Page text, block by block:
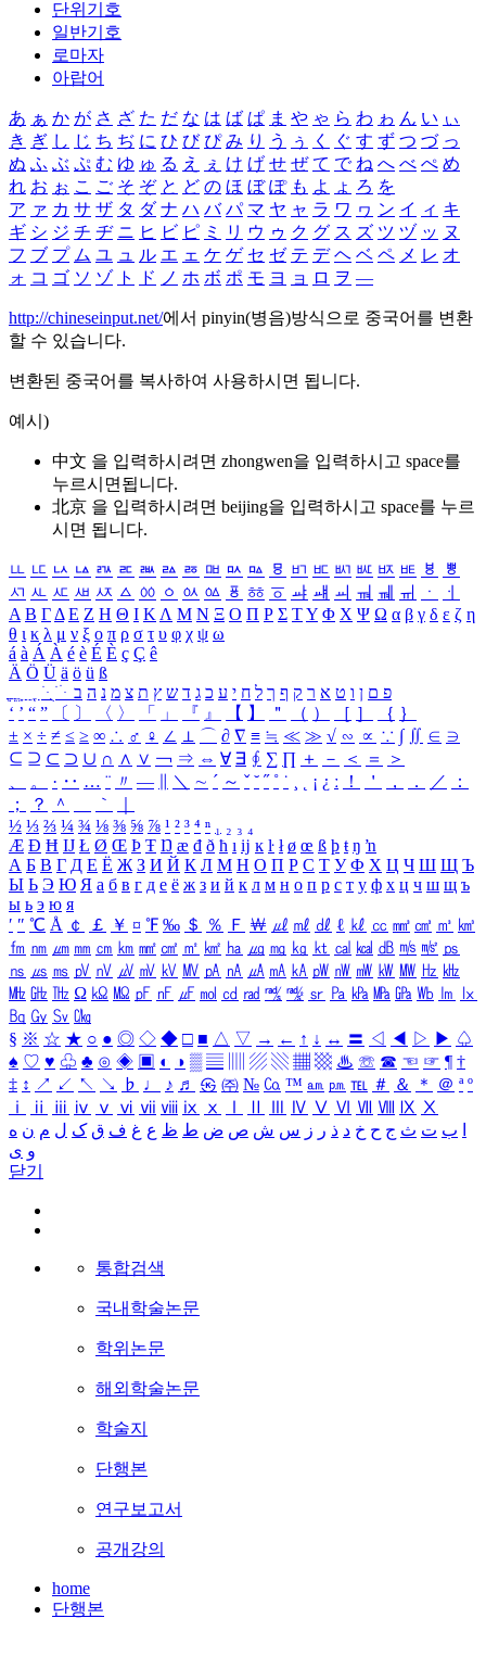
단위기호
일반기호
로마자
아랍어
あ ぁ か が さ ざ た だ な は ば ぱ ま や ゃ ら わ ゎ ん い ぃ
き ぎ し じ ち ぢ に ひ び ぴ み り う ぅ く ぐ す ず つ づ っ
ぬ ふ ぶ ぷ む ゆ ゅ る え ぇ け げ せ ぜ て で ね へ べ ぺ め
れ お ぉ こ ご そ ぞ と ど の ほ ぼ ぽ も よ ょ ろ を
ア ァ カ サ ザ タ ダ ナ ハ バ パ マ ヤ ャ ラ ワ ヮ ン イ ィ キ
ギ シ ジ チ ヂ ニ ヒ ビ ピ ミ リ ウ ゥ ク グ ス ズ ツ ヅ ッ ヌ
フ ブ プ ム ユ ュ ル エ ェ ケ ゲ セ ゼ テ デ ヘ ベ ペ メ レ オ
ォ コ ゴ ソ ゾ ト ド ノ ホ ボ ポ モ ヨ ョ ロ ヲ ―
http://chineseinput.net/에서 pinyin(병음)방식으로 중국어를 변환
할 수 있습니다.
변환된 중국어를 복사하여 사용하시면 됩니다.
예시)
中文 을 입력하시려면 zhongwen을 입력하시고 space를
누르시면됩니다.
北京 을 입력하시려면 beijing을 입력하시고 space를 누르
시면 됩니다.
ㅥ ㅦ ㅧ ㅨ ㅩ ㅪ ㅫ ㅬ ㅭ ㅮ ㅯ ㅰ ㅱ ㅲ ㅳ ㅴ ㅵ ㅶ ㅷ ㅸ
ㅹ
ㅺ ㅻ ㅼ ㅽ ㅾ ㅿ ㆀ ㆁ ㆂ ㆃ ㆄ ㆅ ㆆ ㆇ ㆈ ㆉ ㆊ ㆋ ㆌ ㆍ
ㆎ
Α Β ΓΔ Ε Ζ Η Θ Ι ΚΛ Μ Ν Ξ Ο Π Ρ Σ ΤΥ Φ Χ Ψ Ω α β γ δ ε ζ η
θ ι κ λ μ ν ξ ο π ρ σ τ υ φ χ ψ ω
á à Á À é è É È ç Ç ê
Ä Ö Ü ä ö ü ß
ִֶֹ ֻּ ׁׂ פ ם ן ו ט א ר ק ף ך ל ח י ע כ ג ד ש ץ ת צ מ נ ה ב
‘ ’ “ ” 〔 〕 〈 〉 「 」 『 』 【 】 ＂ （ ） ［ ］ ｛ ｝
± × ÷ ≠ ≤ ≥ ∞ ∴ ♂ ♀ ∠ ⊥ ⌒ ∂ ∇ ≡ ≒ ≪ ≫ √ ∽ ∝ ∵ ∫ ∬ ∈ ∋
⊆ ⊇ ⊂ ⊃ ∪ ∩ ∧ ∨ ￢ ⇒ ⇔ ∀ ∃ ∮ ∑ ∏ ＋ － ＜ ＝
＞
、
。 · ‥ … ¨ 〃 ― ＼ ∼ ´ ～ ˇ ˘ ˝ ˚ ˙ ¸ ¡ ¿ ː ！ ＇ ， ． ／
：
；
？ ＾ ｀
½ ⅓ ⅔ ¼ ¾ ⅛ ⅜ ⅝ ⅞ ¹ ² ³ ⁴ ⁿ ₁ ₂ ₃ ₄
Æ Ð Ħ Ĳ Ł Ø Œ Þ Ŧ Ŋ æ đ ð ħ ı ĳ ĸ ŀ ł ø œ ß þ ŧ ŋ ŉ
А Б В Г Д Е Ё Ж З И Й К Л М Н О П Р С Т У Ф Х Ц Ч Ш Щ Ъ
Ы Ь Э Ю Я а б в г д е ё ж з и й к л м н о п р с т у ф х ц ч ш щ ъ
ы ь э ю я
′ ″ ℃ Å ￠ ￡ ￥ ¤ ℉ ‰ ＄ ％ Ｆ ￦ ㎕ ㎖ ㎗ ℓ ㎘ ㏄ ㎣ ㎤ ㎥ ㎦
㎙ ㎚ ㎛ ㎜ ㎝ ㎞ ㎟ ㎠ ㎡ ㎢ ㏊ ㎍ ㎎ ㎏ ㏏ ㎈ ㎉ ㏈ ㎧ ㎨ ㎰
㎱ ㎲ ㎳ ㎴ ㎵ ㎶ ㎷ ㎸ ㎹ ㎀ ㎁ ㎂ ㎃ ㎄ ㎺ ㎻ ㎽ ㎾ ㎿ ㎐ ㎑
㎒ ㎓ ㎔ Ω ㏀ ㏁ ㎊ ㎋ ㎌ ㏖ ㏅ ㎭ ㎮ ㎯ ㏛ ㎩ ㎪ ㎫ ㎬ ㏝ ㏐
㏓
㏃ ㏉ ㏜ ㏆
§ ※ ☆ ★ ○ ● ◎ ◇ ◆ □ ■ △ ▽ → ← ↑ ↓ ↔ 〓 ◁ ◀ ▷ ▶ ♤
♠ ♡ ♥ ♧ ♣ ⊙ ◈ ▣ ◐ ◑ ▒ ▤ ▨ ▧ ▦ ▩ ♨ ☏ ☎ ☜ ☞ ¶ †
‡ ↕ ↗ ↙ ↖ ↘ ♭ ♩ ♪ ♬ ㉿ ㈜ № ㏇ ™ ㏂ ㏘ ℡ ＃ ＆ ＊ ＠ ª º
ⅰ
ⅱ ⅲ ⅳ ⅴ ⅵ ⅶ ⅷ ⅸ ⅹ Ⅳ Ⅴ Ⅵ Ⅶ Ⅷ Ⅸ Ⅹ
ب ت ث ج ح خ د ذ ر ز س ش ص ض ط ظ ع غ ف ق ک ل م ن ه
و ی
닫기
통합검색
국내학술논문
학위논문
해외학술논문
학술지
단행본
연구보고서
공개강의
home
단행본